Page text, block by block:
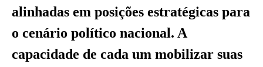
alinhadas em posições estratégicas para
o cenário político nacional. A
capacidade de cada um mobilizar suas